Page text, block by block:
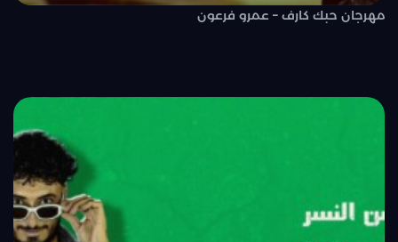
مهرجان حبك كارف – عمرو فرعون